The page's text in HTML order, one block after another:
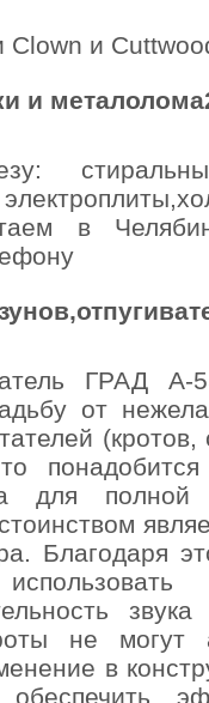
и
и
в
ГРАД
от
понадобится
для
Благодаря
не могут
в
обеспечить